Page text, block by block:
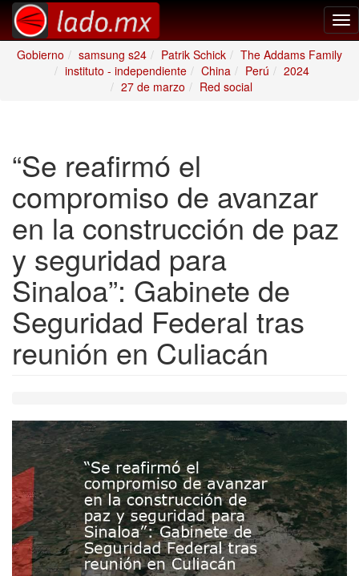
Gobierno
samsung s24 Patrik Schick
The Addams Family
instituto - independiente
China Perú
2024
27 de marzo
Red social
“Se reafirmó el
compromiso de avanzar
en la construcción de paz
y seguridad para
Sinaloa”: Gabinete de
Seguridad Federal tras
reunión en Culiacán